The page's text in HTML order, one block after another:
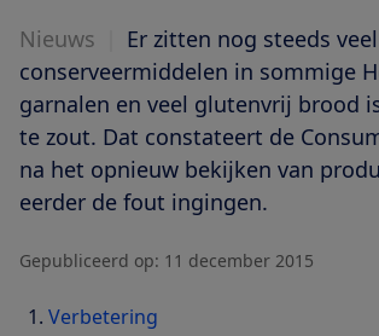
Nieuws
Er zitten nog steeds veel
conserveermiddelen in sommige
garnalen en veel glutenvrij brood
te zout. Dat constateert de
na het opnieuw bekijken van
eerder de fout ingingen.
Gepubliceerd op: 11 december 2015
Verbetering